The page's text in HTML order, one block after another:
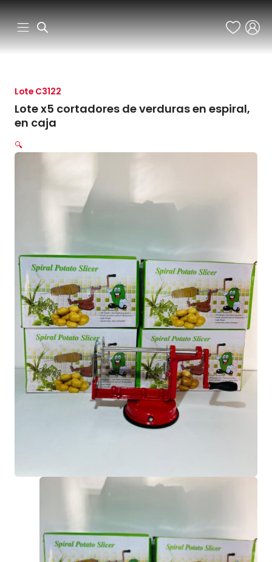
Ir
al
contenido
Lote C3122
Lote x5 cortadores de verduras en espiral,
en caja
🔍